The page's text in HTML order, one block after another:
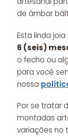
de âmbar
Esta linda
6 (seis)
o fecho ou
para você
nossa
Por se tratar
montadas
variações no